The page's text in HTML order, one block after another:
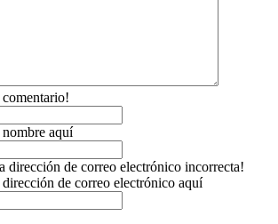
aquí
dirección de correo electrónico incorrecta!
de correo electrónico aquí